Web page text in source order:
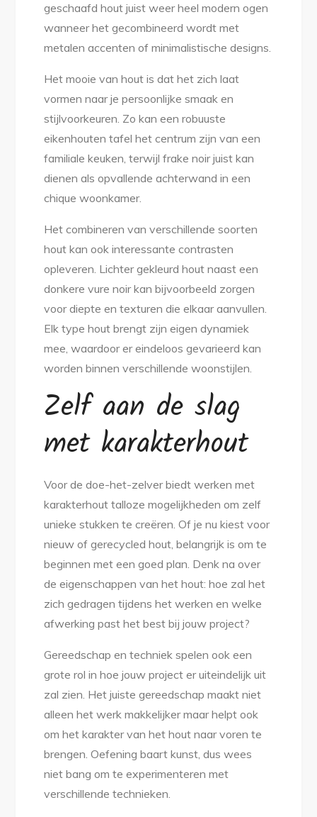
geschaafd hout juist weer heel modern ogen
wanneer het gecombineerd wordt met
metalen accenten of minimalistische designs.
Het mooie van hout is dat het zich laat
vormen naar je persoonlijke smaak en
stijlvoorkeuren. Zo kan een robuuste
eikenhouten tafel het centrum zijn van een
familiale keuken, terwijl frake noir juist kan
dienen als opvallende achterwand in een
chique woonkamer.
Het combineren van verschillende soorten
hout kan ook interessante contrasten
opleveren. Lichter gekleurd hout naast een
donkere vure noir kan bijvoorbeeld zorgen
voor diepte en texturen die elkaar aanvullen.
Elk type hout brengt zijn eigen dynamiek
mee, waardoor er eindeloos gevarieerd kan
worden binnen verschillende woonstijlen.
Zelf aan de slag
met karakterhout
Voor de doe-het-zelver biedt werken met
karakterhout talloze mogelijkheden om zelf
unieke stukken te creëren. Of je nu kiest voor
nieuw of gerecycled hout, belangrijk is om te
beginnen met een goed plan. Denk na over
de eigenschappen van het hout: hoe zal het
zich gedragen tijdens het werken en welke
afwerking past het best bij jouw project?
Gereedschap en techniek spelen ook een
grote rol in hoe jouw project er uiteindelijk uit
zal zien. Het juiste gereedschap maakt niet
alleen het werk makkelijker maar helpt ook
om het karakter van het hout naar voren te
brengen. Oefening baart kunst, dus wees
niet bang om te experimenteren met
verschillende technieken.